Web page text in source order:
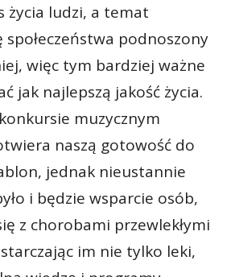
życia ludzi, a temat
społeczeństwa podnoszony
więc tym bardziej ważne
jak najlepszą jakość życia.
muzycznym
naszą gotowość do
jednak nieustannie
i będzie wsparcie osób,
z chorobami przewlekłymi
im nie tylko leki,